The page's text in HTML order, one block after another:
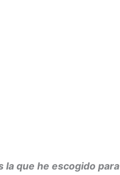
la que he escogido para